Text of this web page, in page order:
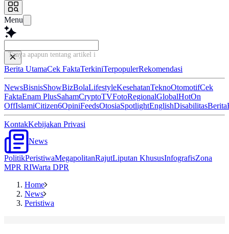
Menu
Tanya apapun tentang artikel ini...
Berita UtamaCek FaktaTerkiniTerpopulerRekomendasi
NewsBisnisShowBizBolaLifestyleKesehatanTeknoOtomotifCek
FaktaEnam PlusSahamCryptoTVFotoRegionalGlobalHotOn
OffIslamiCitizen6OpiniFeedsOtosiaSpotlightEnglishDisabilitasBerita
KontakKebijakan Privasi
News
PolitikPeristiwaMegapolitanRajutLiputan KhususInfografisZona
MPR RIWarta DPR
Home
News
Peristiwa